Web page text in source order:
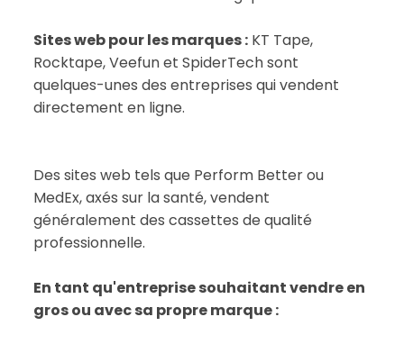
Sites web pour les marques :KT Tape,
Rocktape, Veefun et SpiderTech sont
quelques-unes des entreprises qui vendent
directement en ligne.
Des sites web tels que Perform Better ou
MedEx, axés sur la santé, vendent
généralement des cassettes de qualité
professionnelle.
En tant qu'entreprise souhaitant vendre en
gros ou avec sa propre marque :